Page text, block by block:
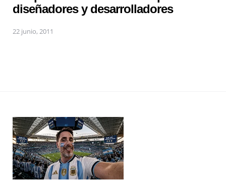
diseñadores y desarrolladores
22 junio, 2011